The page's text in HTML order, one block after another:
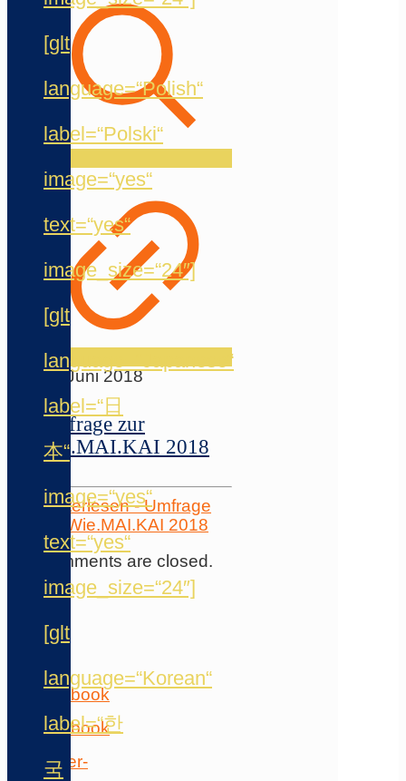
[glt
language=“Polish“
label=“Polski“
image=“yes“
text=“yes“
image_size=“24″]
[glt
language=“Japanese“
label=“日
本“
image=“yes“
text=“yes“
image_size=“24″]
[glt
language=“Korean“
label=“한
국
18. Juni 2018
Umfrage zur
Wie.MAI.KAI 2018
Weiterlesen- Umfrage
zur Wie.MAI.KAI 2018
Comments are closed.
Folge
auf
…